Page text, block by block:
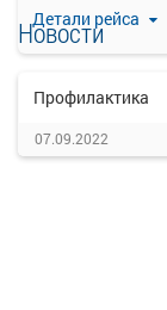
Детали рейса
Новости
Профилактика
07.09.2022